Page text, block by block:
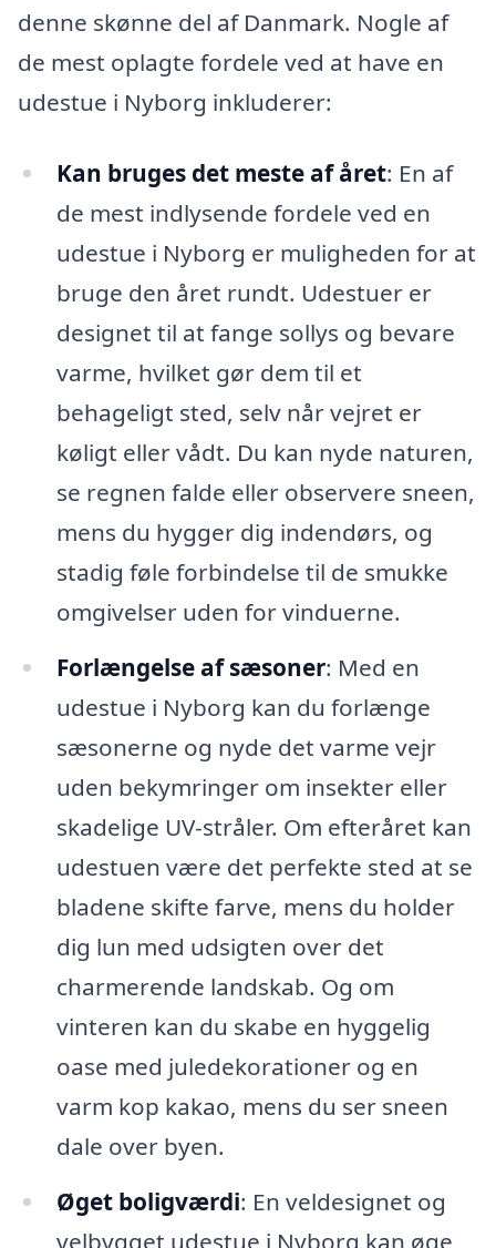
denne skønne del af Danmark. Nogle af
de mest oplagte fordele ved at have en
udestue i Nyborg inkluderer:
Kan bruges det meste af året: En af
de mest indlysende fordele ved en
udestue i Nyborg er muligheden for at
bruge den året rundt. Udestuer er
designet til at fange sollys og bevare
varme, hvilket gør dem til et
behageligt sted, selv når vejret er
køligt eller vådt. Du kan nyde naturen,
se regnen falde eller observere sneen,
mens du hygger dig indendørs, og
stadig føle forbindelse til de smukke
omgivelser uden for vinduerne.
Forlængelse af sæsoner: Med en
udestue i Nyborg kan du forlænge
sæsonerne og nyde det varme vejr
uden bekymringer om insekter eller
skadelige UV-stråler. Om efteråret kan
udestuen være det perfekte sted at se
bladene skifte farve, mens du holder
dig lun med udsigten over det
charmerende landskab. Og om
vinteren kan du skabe en hyggelig
oase med juledekorationer og en
varm kop kakao, mens du ser sneen
dale over byen.
Øget boligværdi: En veldesignet og
velbygget udestue i Nyborg kan øge